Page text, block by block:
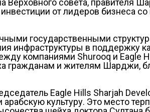
Верховного совета,
от лидеров бизнеса
государственными
в поддержку
компаниями Shurooq и Eagle
гражданам и жителям Шарджи,
Eagle Hills Sharjah
культуру. Это место